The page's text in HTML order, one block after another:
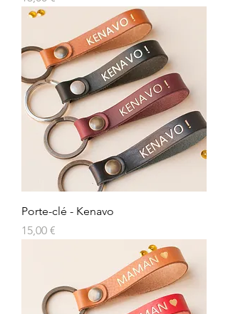
Porte-clé - Kenavo
Prix
15,00 €